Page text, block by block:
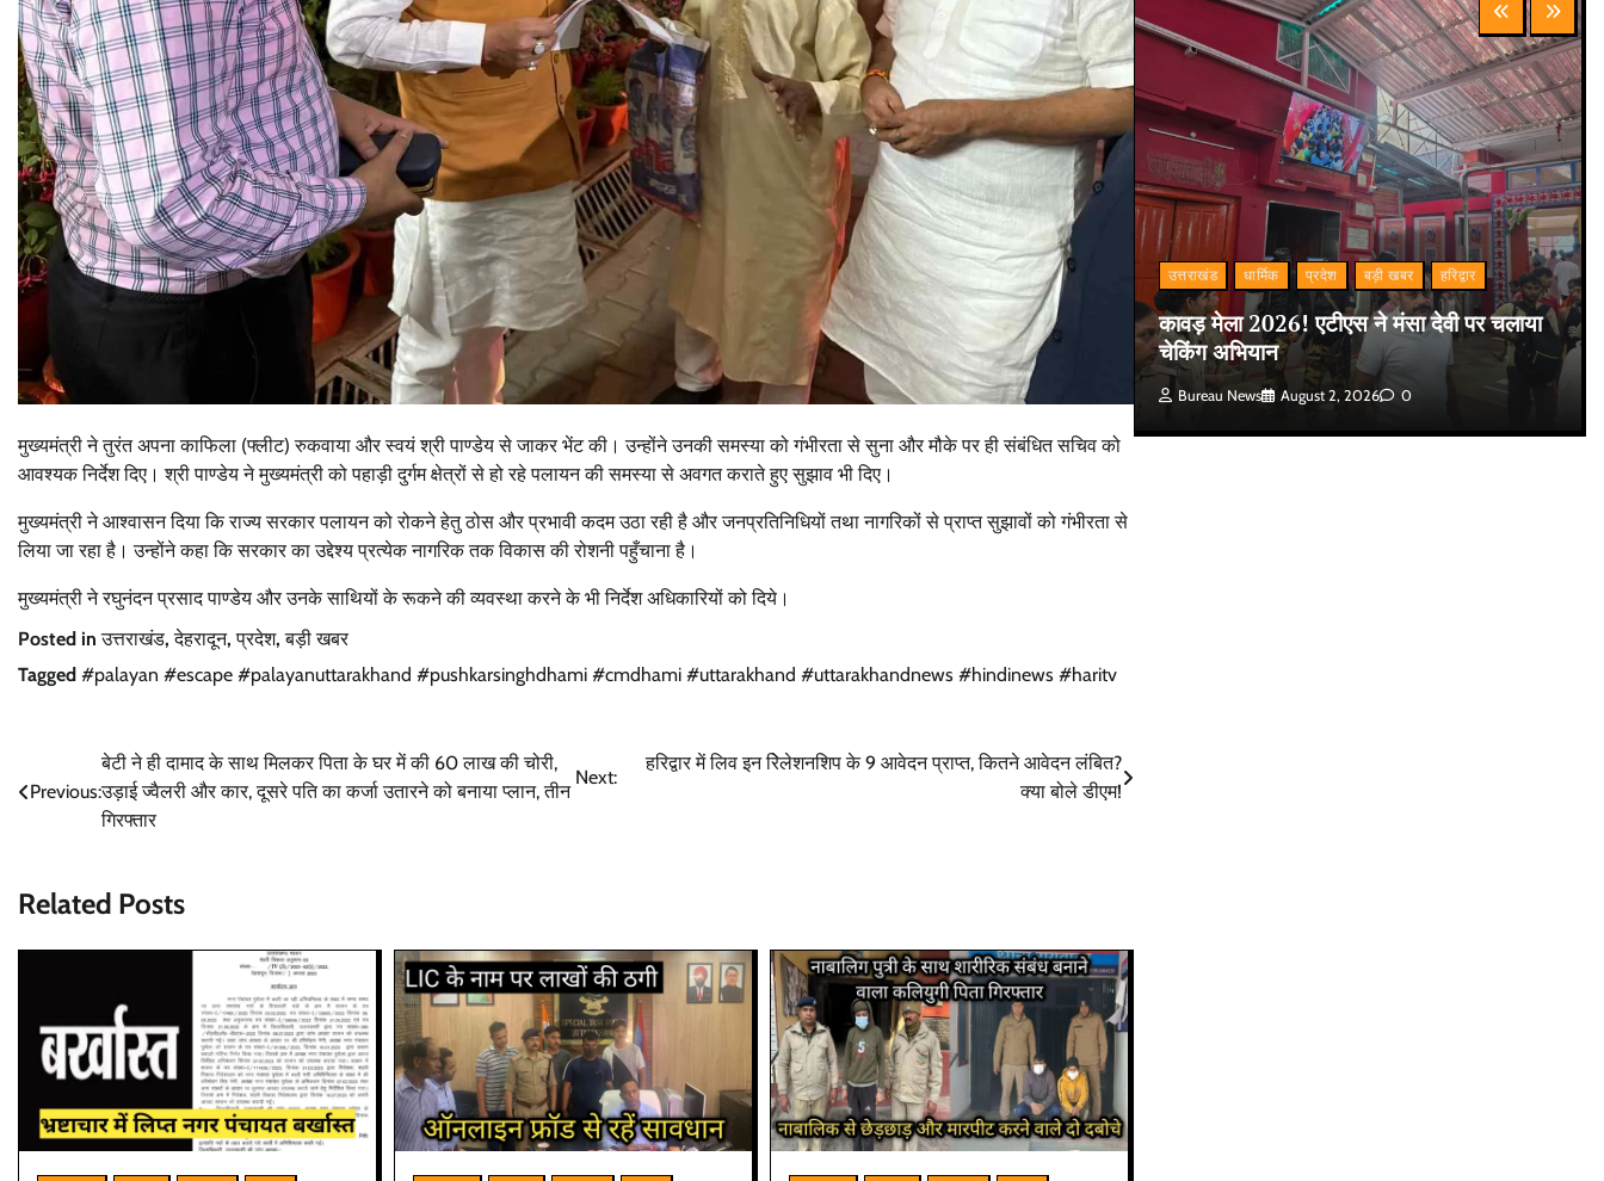
मुख्यमंत्री ने तुरंत अपना काफिला (फ्लीट) रुकवाया और स्वयं श्री पाण्डेय से जाकर भेंट की। उन्होंने उनकी समस्या को गंभीरता से सुना और मौके पर ही संबंधित सचिव को
आवश्यक निर्देश दिए। श्री पाण्डेय ने मुख्यमंत्री को पहाड़ी दुर्गम क्षेत्रों से हो रहे पलायन की समस्या से अवगत कराते हुए सुझाव भी दिए।
मुख्यमंत्री ने आश्वासन दिया कि राज्य सरकार पलायन को रोकने हेतु ठोस और प्रभावी कदम उठा रही है और जनप्रतिनिधियों तथा नागरिकों से प्राप्त सुझावों को गंभीरता से
लिया जा रहा है। उन्होंने कहा कि सरकार का उद्देश्य प्रत्येक नागरिक तक विकास की रोशनी पहुँचाना है।
मुख्यमंत्री ने रघुनंदन प्रसाद पाण्डेय और उनके साथियों के रूकने की व्यवस्था करने के भी निर्देश अधिकारियों को दिये।
Posted inउत्तराखंड,देहरादून,प्रदेश,बड़ी खबर
Tagged #palayan #escape #palayanuttarakhand #pushkarsinghdhami #cmdhami #uttarakhand #uttarakhandnews #hindinews #haritv
navigation
Previous:
बेटी ने ही दामाद के साथ मिलकर पिता के घर में की 60 लाख की चोरी,
उड़ाई ज्वैलरी और कार, दूसरे पति का कर्जा उतारने को बनाया प्लान, तीन
गिरफ्तार
Next:
हरिद्वार में लिव इन रिेलेशनशिप के 9 आवेदन प्राप्त, कितने आवेदन लंबित?
क्या बोले डीएम!
Related Posts
प्रदेश बड़ी खबर
बेटे की गेमिंग लत से परिवार बदहाल, मां ने लगाई
आर्थिक मदद की गुहार
Bureau News July 28, 2026 0
उत्तराखंड धार्मिक प्रदेश बड़ी खबर हरिद्वार
कावड़ मेला 2026! एटीएस ने मंसा देवी पर चलाया
चेकिंग अभियान
Bureau News August 2, 2026 0